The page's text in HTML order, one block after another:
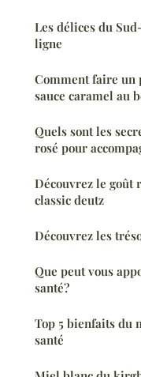
Les délices du
ligne
Comment faire un
sauce caramel au
Quels sont les
rosé pour
Découvrez le goût
classic deutz
Découvrez les
Que peut vous
santé?
Top 5 bienfaits du
santé